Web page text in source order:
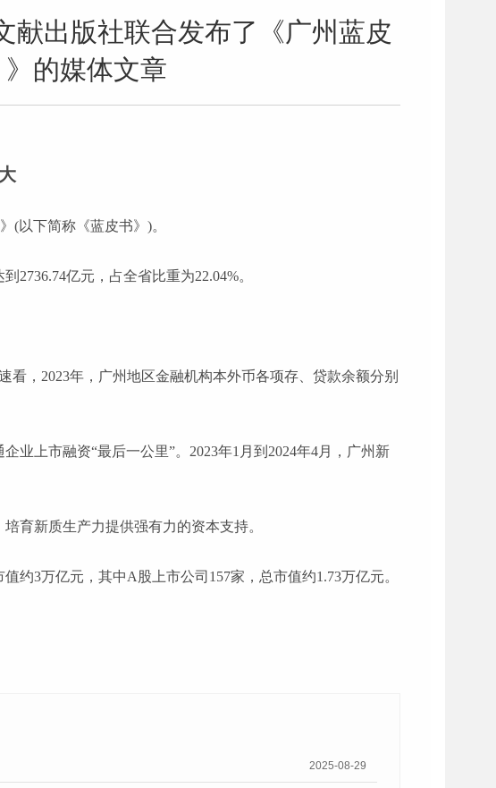
献出版社联合发布了《广州蓝皮
的媒体文章
(以下简称《蓝皮书》)。
2736.74亿元，占全省比重为22.04%。
看，2023年，广州地区金融机构本外币各项存、贷款余额分别
企业上市融资“最后一公里”。2023年1月到2024年4月，广州新
育新质生产力提供强有力的资本支持。
约3万亿元，其中A股上市公司157家，总市值约1.73万亿元。
2025-08-29